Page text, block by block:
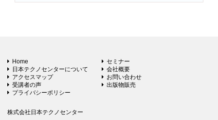
Home
セミナー
日本テクノセンターについて
会社概要
アクセスマップ
お問い合わせ
受講者の声
出版物販売
プライバシーポリシー
株式会社日本テクノセンター